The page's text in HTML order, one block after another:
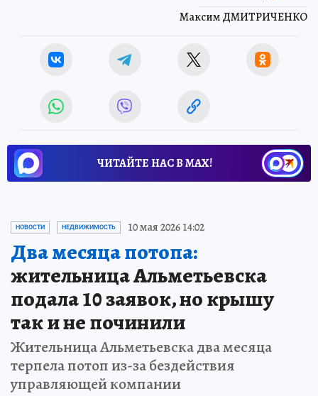
Максим ДМИТРИЧЕНКО
ЧИТАЙТЕ НАС В МАХ!
НОВОСТИ НЕДВИЖИМОСТЬ 10 мая 2026 14:02
Два месяца потопа:
жительница Альметьевска
подала 10 заявок, но крышу
так и не починили
Жительница Альметьевска два месяца
терпела потоп из-за бездействия
управляющей компании